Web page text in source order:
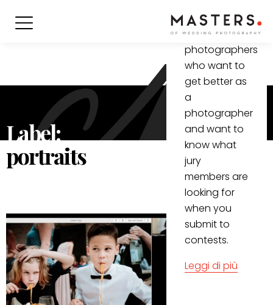
Label:
portraits
video for all
(wedding)
photographers
who want to
get better as
a
photographer
and want to
know what
jury
members are
looking for
when you
submit to
contests.
Leggi di più